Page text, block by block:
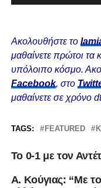
Ακολουθήστε το
μαθαίνετε πρώτοι τα
υπόλοιπο κόσμο.
Facebook, στο
μαθαίνετε σε χρόνο
TAGS: FEATURED
To 0-1 με τον
Α. Κούγιας: “Με